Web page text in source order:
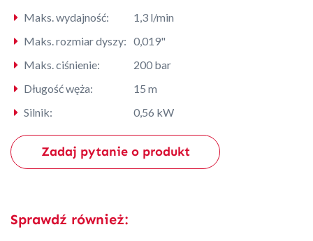
Maks. wydajność:
1,3 l/min
Maks. rozmiar dyszy: 0,019"
Maks. ciśnienie:
200 bar
Długość węża:
15 m
Silnik:
0,56 kW
Zadaj pytanie o produkt
Sprawdź również: